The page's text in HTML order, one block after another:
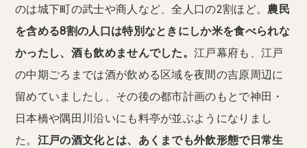
のは城下町の武士や商人など、全人口の2割ほど。 農民
を含める8割の人口は特別なときにしか米を食べられな
かったし、酒も飲めませんでした。江戸幕府も、江戸
の中期ごろまでは酒が飲める区域を夜間の吉原周辺に
留めていましたし、その後の都市計画のもとで神田・
日本橋や隅田川沿いにも料亭が並ぶようになりまし
た。 江戸の酒文化とは、あくまでも外飲形態で日常生